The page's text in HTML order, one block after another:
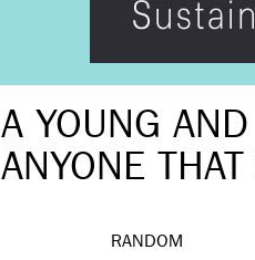
A YOUNG AND
ANYONE THAT
RANDOM